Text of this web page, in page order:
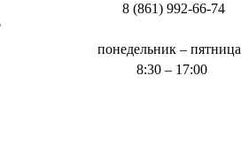
8 (861) 992-66-74
понедельник – пятница
8:30 – 17:00